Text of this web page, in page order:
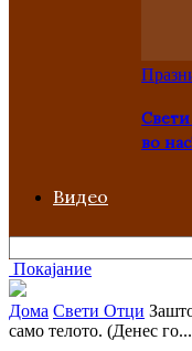
во
Видео
Покајание
Дома Свети Отци
само телото. (Денес го...